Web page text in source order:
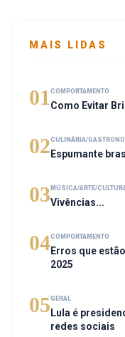
MAIS LIDAS
01 COMPORTAMENTO
Como Evitar
02CULINÁRIA/
Espumante
03 MÚSICA/ARTE/
Vivências...
04COMPORTAMENTO
Erros que
2025
05GERAL
Lula é
redes sociais